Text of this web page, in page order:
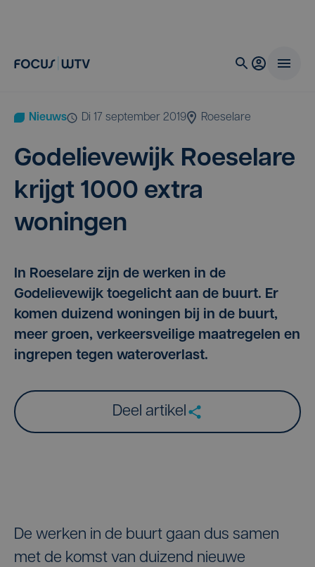
Nieuws di 17 september 2019 Roeselare
Gode­lie­ve­wijk Roe­se­la­re
krijgt 1000 extra
woningen
In Roeselare zijn de werken in de
Godelievewijk toegelicht aan de buurt. Er
komen duizend woningen bij in de buurt,
meer groen, verkeersveilige maatregelen en
ingrepen tegen wateroverlast.
Deel artikel
De werken in de buurt gaan dus samen
met de komst van duizend nieuwe